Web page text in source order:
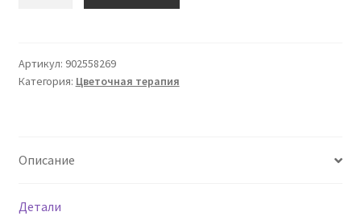
11
50
Артикул: 902558269
Категория: Цветочная терапия
Описание
Детали